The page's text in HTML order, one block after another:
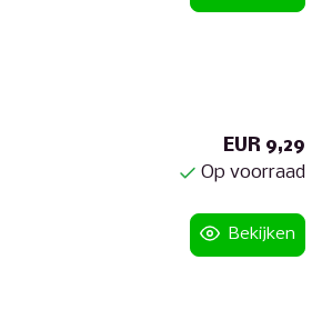
EUR 9,29
Op voorraad
Bekijken